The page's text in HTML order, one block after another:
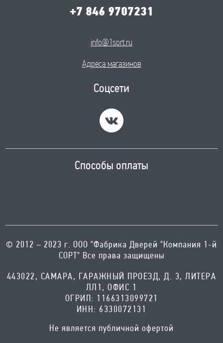
+7 846 9707231
info@1sort.ru
Адреса магазинов
Соцсети
Способы оплаты
© 2012 – 2023 г. ООО "Фабрика Дверей "Компания 1-й
СОРТ" Все права защищены
443022, САМАРА, ГАРАЖНЫЙ ПРОЕЗД, Д. 3, ЛИТЕРА
ЛЛ1, ОФИС 1
ОГРИП: 1166313099721
ИНН: 6330072131
Не является публичной офертой